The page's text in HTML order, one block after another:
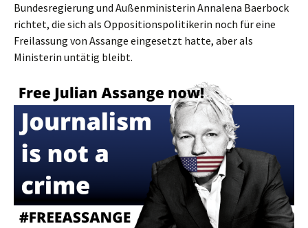
Bundesregierung und Außenministerin Annalena Baerbock
richtet, die sich als Oppositionspolitikerin noch für eine
Freilassung von Assange eingesetzt hatte, aber als
Ministerin untätig bleibt.